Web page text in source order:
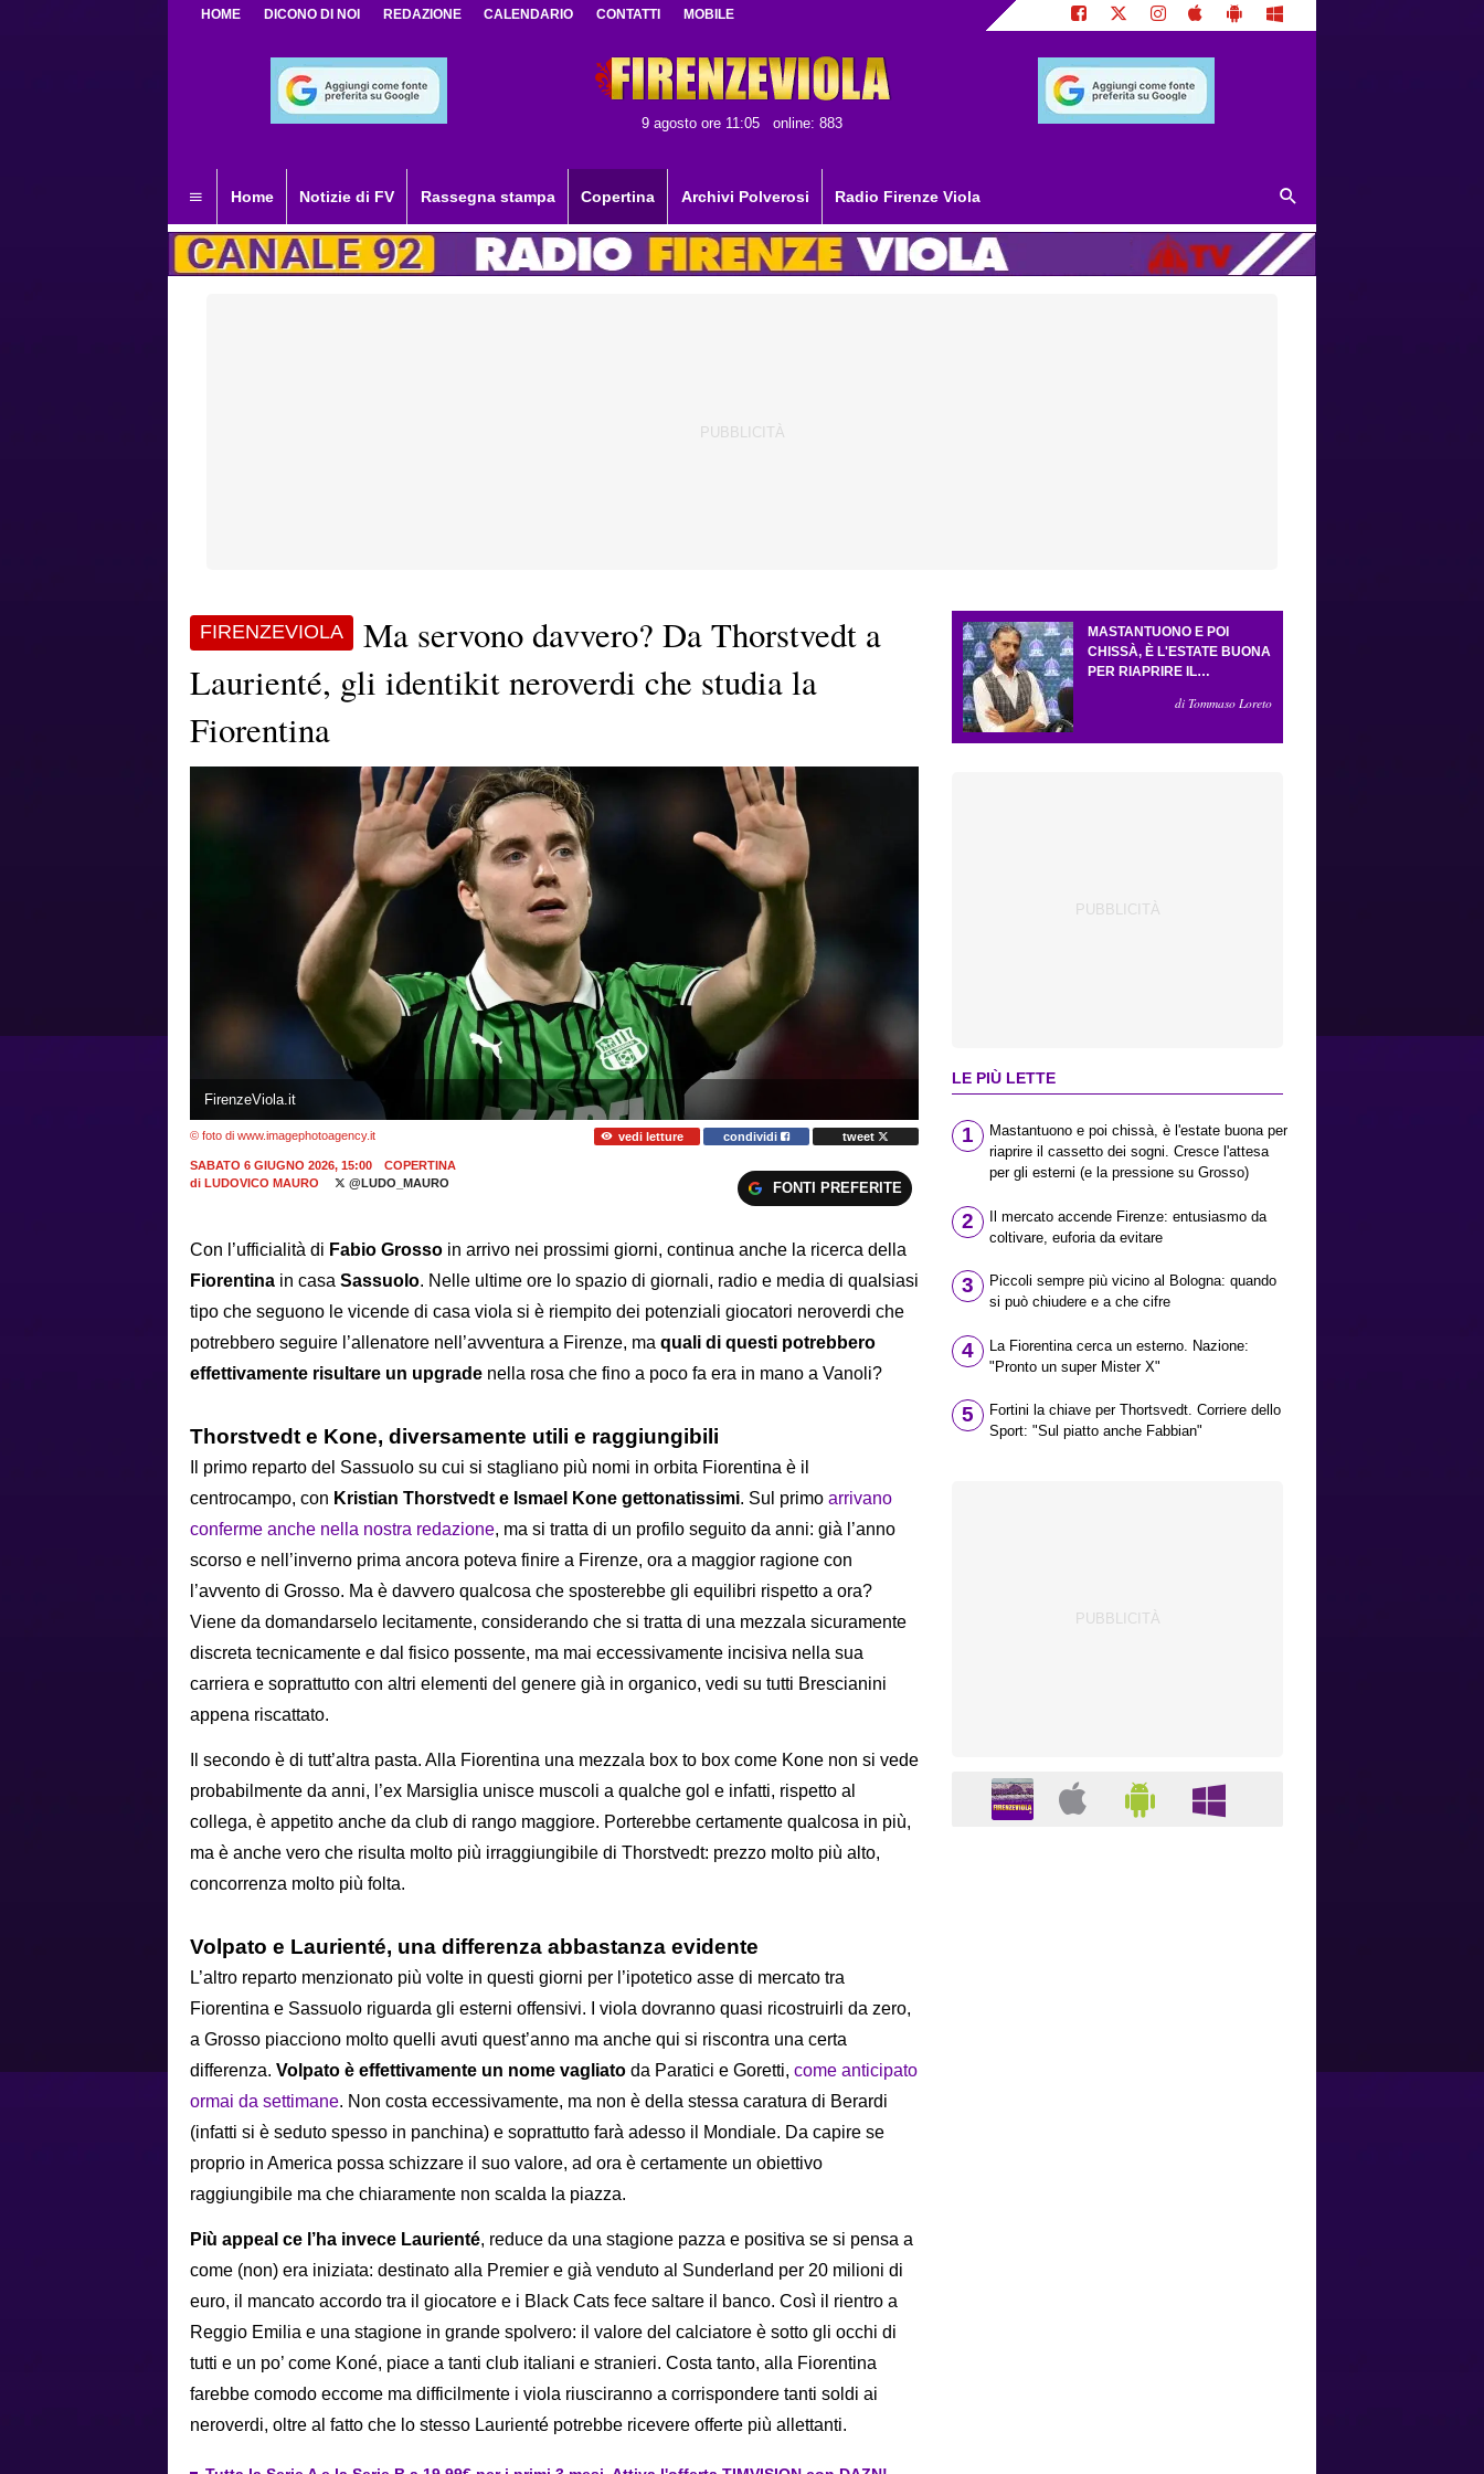
HOME DICONO DI NOI REDAZIONE CALENDARIO CONTATTI MOBILE
9 agosto ore 11:05 online: 883
Home Notizie di FV Rassegna stampa Copertina Archivi Polverosi Radio Firenze Viola
FIRENZEVIOLA
Ma servono davvero? Da Thorstvedt a
Laurienté, gli identikit neroverdi che studia la
Fiorentina
FirenzeViola.it
© foto di www.imagephotoagency.it vedi letture condividi tweet
SABATO 6 GIUGNO 2026, 15:00
COPERTINA
di LUDOVICO MAURO @LUDO_MAURO FONTI PREFERITE
Con l’ufficialità di Fabio Grosso in arrivo nei prossimi giorni, continua anche la ricerca della
Fiorentina in casa Sassuolo. Nelle ultime ore lo spazio di giornali, radio e media di qualsiasi
tipo che seguono le vicende di casa viola si è riempito dei potenziali giocatori neroverdi che
potrebbero seguire l’allenatore nell’avventura a Firenze, ma quali di questi potrebbero
effettivamente risultare un upgrade nella rosa che fino a poco fa era in mano a Vanoli?
Thorstvedt e Kone, diversamente utili e raggiungibili
Il primo reparto del Sassuolo su cui si stagliano più nomi in orbita Fiorentina è il
centrocampo, con Kristian Thorstvedt e Ismael Kone gettonatissimi. Sul primo arrivano
conferme anche nella nostra redazione, ma si tratta di un profilo seguito da anni: già l’anno
scorso e nell’inverno prima ancora poteva finire a Firenze, ora a maggior ragione con
l’avvento di Grosso. Ma è davvero qualcosa che sposterebbe gli equilibri rispetto a ora?
Viene da domandarselo lecitamente, considerando che si tratta di una mezzala sicuramente
discreta tecnicamente e dal fisico possente, ma mai eccessivamente incisiva nella sua
carriera e soprattutto con altri elementi del genere già in organico, vedi su tutti Brescianini
appena riscattato.
Il secondo è di tutt’altra pasta. Alla Fiorentina una mezzala box to box come Kone non si vede
probabilmente da anni, l’ex Marsiglia unisce muscoli a qualche gol e infatti, rispetto al
collega, è appetito anche da club di rango maggiore. Porterebbe certamente qualcosa in più,
ma è anche vero che risulta molto più irraggiungibile di Thorstvedt: prezzo molto più alto,
concorrenza molto più folta.
Volpato e Laurienté, una differenza abbastanza evidente
L’altro reparto menzionato più volte in questi giorni per l’ipotetico asse di mercato tra
Fiorentina e Sassuolo riguarda gli esterni offensivi. I viola dovranno quasi ricostruirli da zero,
a Grosso piacciono molto quelli avuti quest’anno ma anche qui si riscontra una certa
differenza. Volpato è effettivamente un nome vagliato da Paratici e Goretti, come anticipato
ormai da settimane. Non costa eccessivamente, ma non è della stessa caratura di Berardi
(infatti si è seduto spesso in panchina) e soprattutto farà adesso il Mondiale. Da capire se
proprio in America possa schizzare il suo valore, ad ora è certamente un obiettivo
raggiungibile ma che chiaramente non scalda la piazza.
Più appeal ce l’ha invece Laurienté, reduce da una stagione pazza e positiva se si pensa a
come (non) era iniziata: destinato alla Premier e già venduto al Sunderland per 20 milioni di
euro, il mancato accordo tra il giocatore e i Black Cats fece saltare il banco. Così il rientro a
Reggio Emilia e una stagione in grande spolvero: il valore del calciatore è sotto gli occhi di
tutti e un po’ come Koné, piace a tanti club italiani e stranieri. Costa tanto, alla Fiorentina
farebbe comodo eccome ma difficilmente i viola riusciranno a corrispondere tanti soldi ai
neroverdi, oltre al fatto che lo stesso Laurienté potrebbe ricevere offerte più allettanti.
MASTANTUONO E POI
CHISSÀ, È L'ESTATE BUONA
PER RIAPRIRE IL
CRESCE L'ATTESA PER GLI
di Tommaso Loreto
LE PIÙ LETTE
1
Mastantuono e poi chissà, è l'estate buona per
riaprire il cassetto dei sogni. Cresce l'attesa
per gli esterni (e la pressione su Grosso)
2
Il mercato accende Firenze: entusiasmo da
coltivare, euforia da evitare
3
Piccoli sempre più vicino al Bologna: quando
si può chiudere e a che cifre
4
La Fiorentina cerca un esterno. Nazione:
"Pronto un super Mister X"
5
Fortini la chiave per Thortsvedt. Corriere dello
Sport: "Sul piatto anche Fabbian"